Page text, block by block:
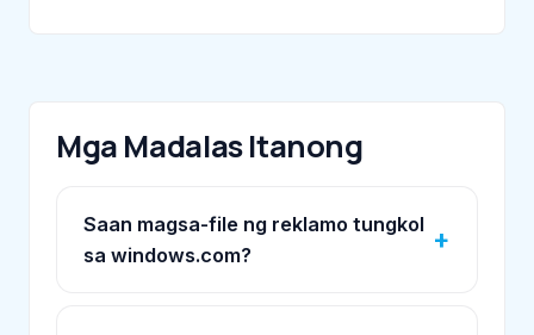
Mga Madalas Itanong
Saan magsa-file ng reklamo tungkol
sa windows.com?